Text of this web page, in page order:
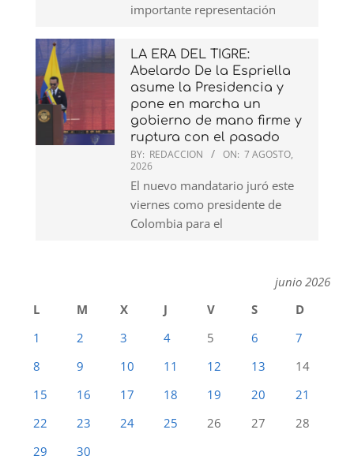
importante representación
LA ERA DEL TIGRE:
Abelardo De la Espriella
asume la Presidencia y
pone en marcha un
gobierno de mano firme y
ruptura con el pasado
BY: REDACCION ON: 7 AGOSTO,
2026
El nuevo mandatario juró este
viernes como presidente de
Colombia para el
junio 2026
L
M X J V S
D
1
2 3 4 5 6
7
8
9 10 11 12 13
14
15
16 17 18 19 20
21
22
23 24 25 26 27
28
29
30